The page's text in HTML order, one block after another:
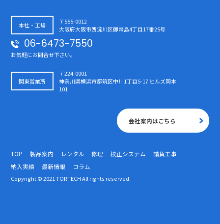
本社・工場
〒555-0012
大阪府大阪市西淀川区御幣島4丁目17番25号
06-6473-7550
お気軽にお問合せ下さい。
関東営業所
〒224-0001
神奈川県横浜市都筑区中川1丁目5-17 ヒルズ岡本
101
会社案内はこちら
TOP 製品案内 レンタル 修理 校正システム
請負工事
納入実績
最新情報 コラム
Copyright © 2021 TORTECH All rights reserved.